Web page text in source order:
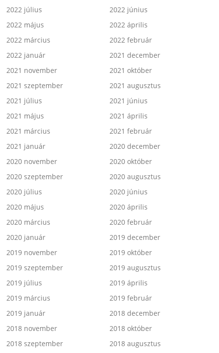
2022 július
2022 június
2022 május
2022 április
2022 március
2022 február
2022 január
2021 december
2021 november
2021 október
2021 szeptember
2021 augusztus
2021 július
2021 június
2021 május
2021 április
2021 március
2021 február
2021 január
2020 december
2020 november
2020 október
2020 szeptember
2020 augusztus
2020 július
2020 június
2020 május
2020 április
2020 március
2020 február
2020 január
2019 december
2019 november
2019 október
2019 szeptember
2019 augusztus
2019 július
2019 április
2019 március
2019 február
2019 január
2018 december
2018 november
2018 október
2018 szeptember
2018 augusztus